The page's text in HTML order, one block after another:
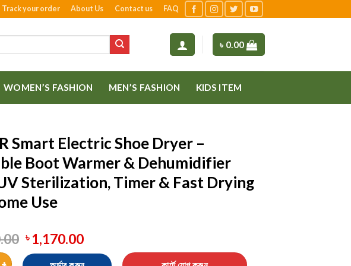
Track your order About Us Contact us FAQ
৳ 0.00
WOMEN’S FASHION MEN’S FASHION KIDS ITEM
Smart Electric Shoe Dryer –
Boot Warmer & Dehumidifier
Sterilization, Timer & Fast Drying
Use
৳ 1,170.00
Electric Shoe Dryer – Portable Boot Warmer & Dehumidifier with UV Sterilization,